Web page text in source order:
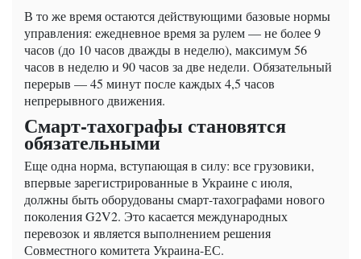
В то же время остаются действующими базовые нормы
управления: ежедневное время за рулем — не более 9
часов (до 10 часов дважды в неделю), максимум 56
часов в неделю и 90 часов за две недели. Обязательный
перерыв — 45 минут после каждых 4,5 часов
непрерывного движения.
Смарт-тахографы становятся
обязательными
Еще одна норма, вступающая в силу: все грузовики,
впервые зарегистрированные в Украине с июля,
должны быть оборудованы смарт-тахографами нового
поколения G2V2. Это касается международных
перевозок и является выполнением решения
Совместного комитета Украина-ЕС.